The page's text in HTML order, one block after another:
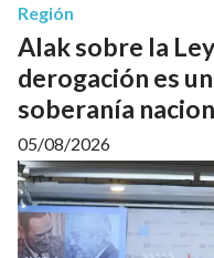
Alak sobre la
derogación es
soberanía
Región
05/08/2026